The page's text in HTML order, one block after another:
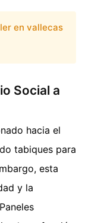
en vallecas
Social a
hacia el
tabiques para
esta
y la